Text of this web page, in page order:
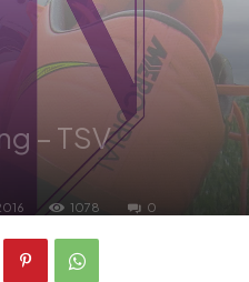
– TSV
1078 0